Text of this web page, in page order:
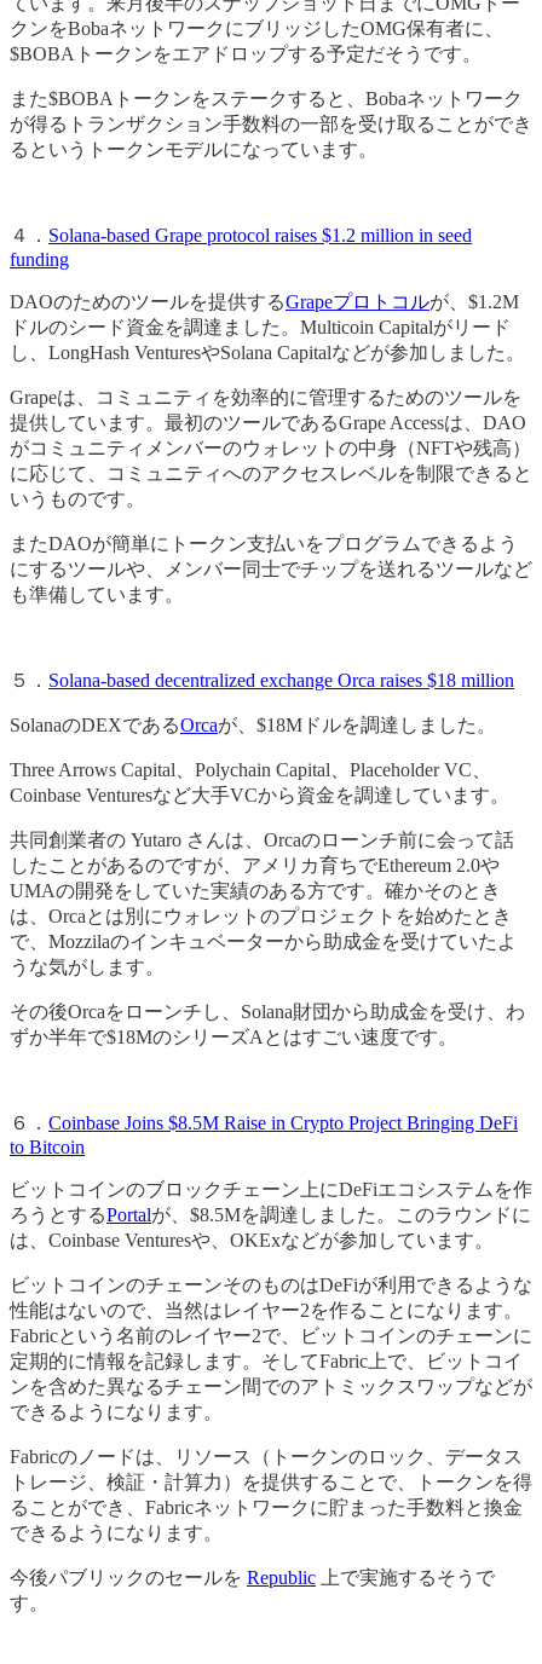
クンをBobaネットワークにブリッジしたOMG保有者に、
$BOBAトークンをエアドロップする予定だそうです。
また$BOBAトークンをステークすると、Bobaネットワーク
が得るトランザクション手数料の一部を受け取ることができ
るというトークンモデルになっています。
４． Solana-based Grape protocol raises $1.2 million in seed
funding
DAOのためのツールを提供するGrapeプロトコルが、$1.2M
ドルのシード資金を調達ました。Multicoin Capitalがリード
し、LongHash VenturesやSolana Capitalなどが参加しました。
Grapeは、コミュニティを効率的に管理するためのツールを
提供しています。最初のツールであるGrape Accessは、DAO
がコミュニティメンバーのウォレットの中身（NFTや残高）
に応じて、コミュニティへのアクセスレベルを制限できると
いうものです。
またDAOが簡単にトークン支払いをプログラムできるよう
にするツールや、メンバー同士でチップを送れるツールなど
も準備しています。
５． Solana-based decentralized exchange Orca raises $18 million
SolanaのDEXであるOrcaが、$18Mドルを調達しました。
Three Arrows Capital、Polychain Capital、Placeholder VC、
Coinbase Venturesなど大手VCから資金を調達しています。
共同創業者の Yutaro さんは、Orcaのローンチ前に会って話
したことがあるのですが、アメリカ育ちでEthereum 2.0や
UMAの開発をしていた実績のある方です。確かそのとき
は、Orcaとは別にウォレットのプロジェクトを始めたとき
で、Mozzilaのインキュベーターから助成金を受けていたよ
うな気がします。
その後Orcaをローンチし、Solana財団から助成金を受け、わ
ずか半年で$18MのシリーズAとはすごい速度です。
６． Coinbase Joins $8.5M Raise in Crypto Project Bringing DeFi
to Bitcoin
ビットコインのブロックチェーン上にDeFiエコシステムを作
ろうとするPortalが、$8.5Mを調達しました。このラウンドに
は、Coinbase Venturesや、OKExなどが参加しています。
ビットコインのチェーンそのものはDeFiが利用できるような
性能はないので、当然はレイヤー2を作ることになります。
Fabricという名前のレイヤー2で、ビットコインのチェーンに
定期的に情報を記録します。そしてFabric上で、ビットコイ
ンを含めた異なるチェーン間でのアトミックスワップなどが
できるようになります。
Fabricのノードは、リソース（トークンのロック、データス
トレージ、検証・計算力）を提供することで、トークンを得
ることができ、Fabricネットワークに貯まった手数料と換金
できるようになります。
今後パブリックのセールを Republic 上で実施するそうで
す。